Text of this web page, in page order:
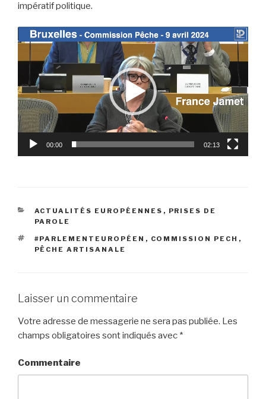
impératif politique.
Lecteur
vidéo
00:00 02:13
CATÉGORIES
ACTUALITÉS EUROPÉENNES , PRISES DE
PAROLE
ÉTIQUETTES
#PARLEMENTEUROPÉEN , COMMISSION PECH ,
PÊCHE ARTISANALE
Laisser un commentaire
Votre adresse de messagerie ne sera pas publiée. Les
champs obligatoires sont indiqués avec *
Commentaire